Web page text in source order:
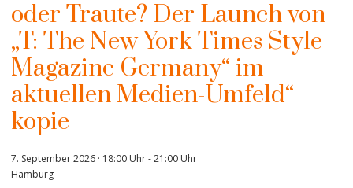
oder Traute? Der Launch von
„T: The New York Times Style
Magazine Germany“ im
aktuellen Medien-Umfeld“
kopie
7. September 2026 · 18:00 Uhr-21:00 Uhr
Hamburg